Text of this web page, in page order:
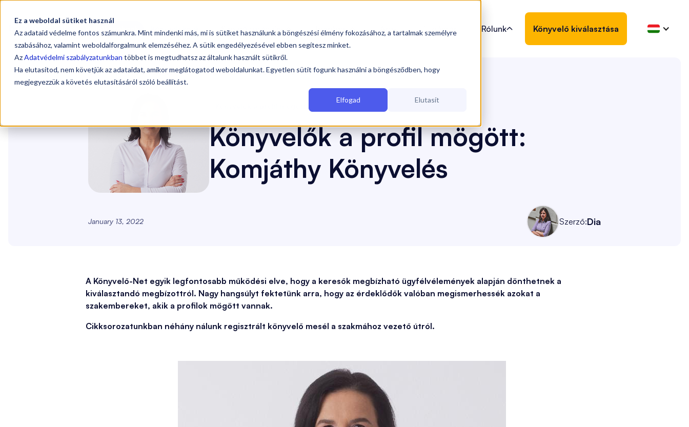
Ez a weboldal sütiket használ
Az adataid védelme fontos számunkra. Mint mindenki más, mi is sütiket használunk a böngészési élmény fokozásához, a tartalmak személyre
szabásához, valamint weboldalforgalmunk elemzéséhez. A sütik engedélyezésével ebben segítesz minket.
AzAdatvédelmi szabályzatunkban többet is megtudhatsz az általunk használt sütikről.
Ha elutasítod, nem követjük az adataidat, amikor meglátogatod weboldalunkat. Egyetlen sütit fogunk használni a böngésződben, hogy
megjegyezzük a követés elutasításáról szóló beállítást.
Elfogad Elutasít
Vállalkozóknak Könyvelőknek Szolgáltatásaink  Iparágak  Árak Tudástár Rólunk Könyvelő kiválasztása
Blog / Könyvelők a profil mögött: Komjáthy Könyvelés(Könyvelők a profil mögött)
Könyvelők a profil mögött:
Komjáthy Könyvelés
January 13, 2022 Szerző:Dia
A Könyvelő-Net egyik legfontosabb működési elve, hogy a keresők megbízható ügyfélvélemények alapján dönthetnek a
kiválasztandó megbízottról. Nagy hangsúlyt fektetünk arra, hogy az érdeklődők valóban megismerhessék azokat a
szakembereket, akik a profilok mögött vannak.
Cikksorozatunkban néhány nálunk regisztrált könyvelő mesél a szakmához vezető útról.